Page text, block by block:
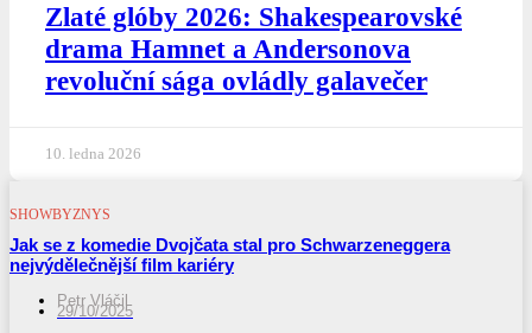
Zlaté glóby 2026: Shakespearovské
drama Hamnet a Andersonova
revoluční sága ovládly galavečer
10. ledna 2026
SHOWBYZNYS
Jak se z komedie Dvojčata stal pro Schwarzeneggera
nejvýdělečnější film kariéry
Petr Vláčil
29/10/2025